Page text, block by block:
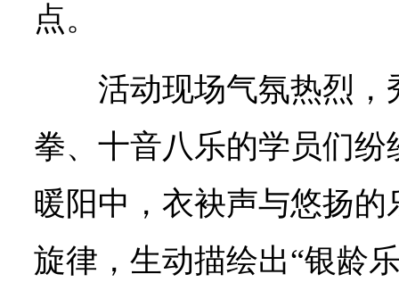
点。
活动现场气氛热烈
拳、十音八乐的学员们
暖阳中，衣袂声与悠扬
旋律，生动描绘出“银龄